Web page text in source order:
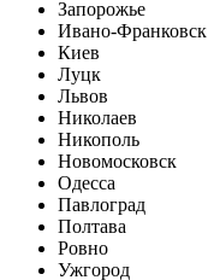
Запорожье
Ивано-Франковск
Киев
Луцк
Львов
Николаев
Никополь
Новомосковск
Одесса
Павлоград
Полтава
Ровно
Ужгород